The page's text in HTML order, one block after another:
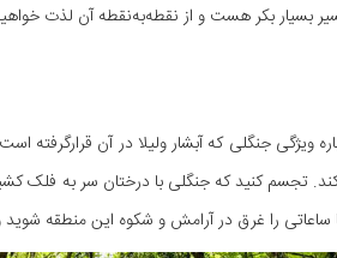
بسیار بکر هست و از نقطه‌به‌نقطه آن لذت
ویژگی جنگلی که آبشار ولیلا در آن
تجسم کنید که جنگلی با درختان سر به فلک
را غرق در آرامش و شکوه این منطقه شوید